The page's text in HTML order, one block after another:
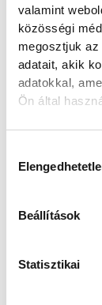
valamint
közösségi
megosztjuk
adatait, akik
adatokkal,
Ön által
Beállítások
Statisztikai
Géczi János
Cholnoky